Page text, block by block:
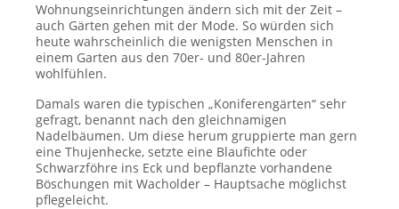
Wohnungseinrichtungen ändern sich mit der Zeit –
auch Gärten gehen mit der Mode. So würden sich
heute wahrscheinlich die wenigsten Menschen in
einem Garten aus den 70er- und 80er-Jahren
wohlfühlen.
Damals waren die typischen „Koniferengärten“ sehr
gefragt, benannt nach den gleichnamigen
Nadelbäumen. Um diese herum gruppierte man gern
eine Thujenhecke, setzte eine Blaufichte oder
Schwarzföhre ins Eck und bepflanzte vorhandene
Böschungen mit Wacholder – Hauptsache möglichst
pflegeleicht.